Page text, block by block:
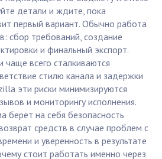
детали и ждите, пока
первый вариант. Обычно работа
сбор требований, создание
и финальный экспорт.
всего сталкиваются
стилю канала и задержки
эти риски минимизируются
и мониторингу исполнения.
берёт на себя безопасность
средств в случае проблем с
и уверенность в результате
стоит работать именно через